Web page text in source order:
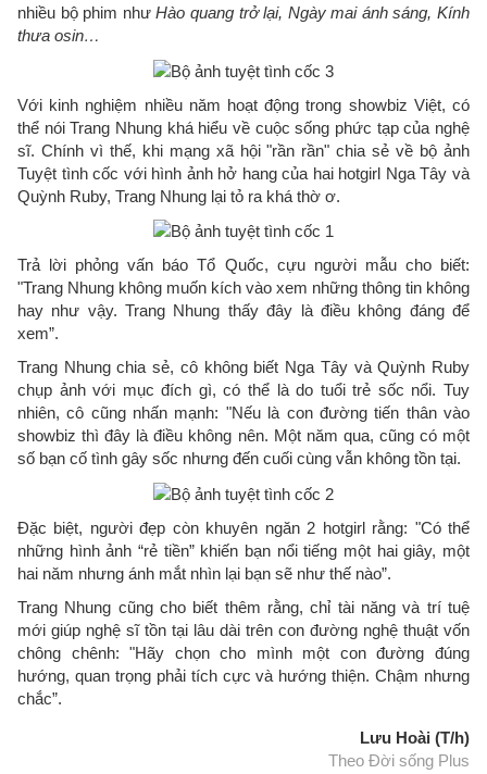
nhiều bộ phim nhưHào quang trở lại, Ngày mai ánh sáng, Kính
thưa osin…
Với kinh nghiệm nhiều năm hoạt động trong showbiz Việt, có
thể nói Trang Nhung khá hiểu về cuộc sống phức tạp của nghệ
sĩ. Chính vì thế, khi mạng xã hội "rần rần" chia sẻ về bộ ảnh
Tuyệt tình cốc với hình ảnh hở hang của hai hotgirl Nga Tây và
Quỳnh Ruby, Trang Nhung lại tỏ ra khá thờ ơ.
Trả lời phỏng vấn báo Tổ Quốc, cựu người mẫu cho biết:
"Trang Nhung không muốn kích vào xem những thông tin không
hay như vậy. Trang Nhung thấy đây là điều không đáng để
xem”.
Trang Nhung chia sẻ, cô không biết Nga Tây và Quỳnh Ruby
chụp ảnh với mục đích gì, có thể là do tuổi trẻ sốc nổi. Tuy
nhiên, cô cũng nhấn mạnh: "Nếu là con đường tiến thân vào
showbiz thì đây là điều không nên. Một năm qua, cũng có một
số bạn cố tình gây sốc nhưng đến cuối cùng vẫn không tồn tại.
Đặc biệt, người đẹp còn khuyên ngăn 2 hotgirl rằng: "Có thể
những hình ảnh “rẻ tiền” khiến bạn nổi tiếng một hai giây, một
hai năm nhưng ánh mắt nhìn lại bạn sẽ như thế nào”.
Trang Nhung cũng cho biết thêm rằng, chỉ tài năng và trí tuệ
mới giúp nghệ sĩ tồn tại lâu dài trên con đường nghệ thuật vốn
chông chênh: "Hãy chọn cho mình một con đường đúng
hướng, quan trọng phải tích cực và hướng thiện. Chậm nhưng
chắc”.
Lưu Hoài (T/h)
Theo Đời sống Plus